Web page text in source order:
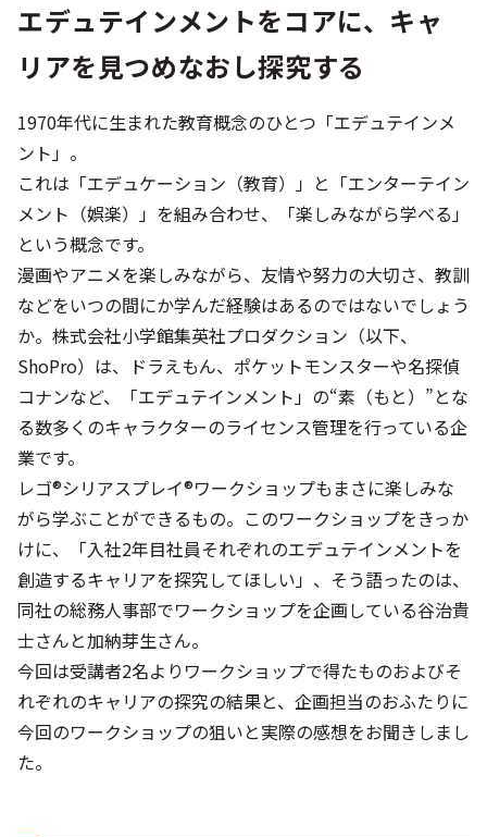
エデュテインメントをコアに、キャ
リアを見つめなおし探究する
1970年代に生まれた教育概念のひとつ「エデュテインメ
ント」。
これは「エデュケーション（教育）」と「エンターテイン
メント（娯楽）」を組み合わせ、「楽しみながら学べる」
という概念です。
漫画やアニメを楽しみながら、友情や努力の大切さ、教訓
などをいつの間にか学んだ経験はあるのではないでしょう
か。株式会社小学館集英社プロダクション（以下、
ShoPro）は、ドラえもん、ポケットモンスターや名探偵
コナンなど、「エデュテインメント」の“素（もと）”とな
る数多くのキャラクターのライセンス管理を行っている企
業です。
レゴ®シリアスプレイ®ワークショップもまさに楽しみな
がら学ぶことができるもの。このワークショップをきっか
けに、「入社2年目社員それぞれのエデュテインメントを
創造するキャリアを探究してほしい」、そう語ったのは、
同社の総務人事部でワークショップを企画している谷治貴
士さんと加納芽生さん。
今回は受講者2名よりワークショップで得たものおよびそ
れぞれのキャリアの探究の結果と、企画担当のおふたりに
今回のワークショップの狙いと実際の感想をお聞きしまし
た。